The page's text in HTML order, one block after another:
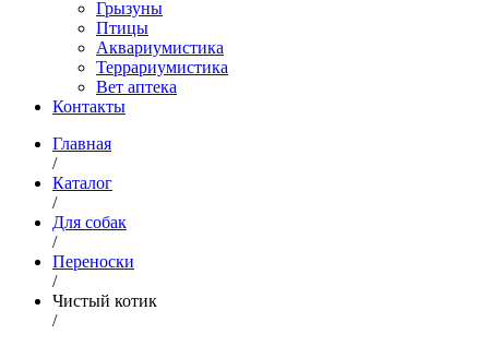
Грызуны
Птицы
Аквариумистика
Террариумистика
Вет аптека
Контакты
Главная
/
Каталог
/
Для собак
/
Переноски
/
Чистый котик
/